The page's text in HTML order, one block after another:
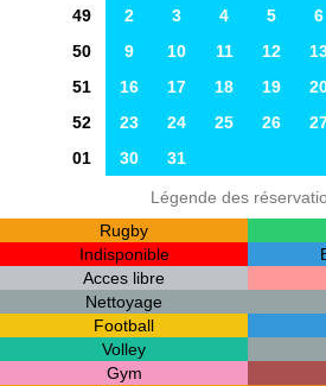
49
2 3 4 5 6
50
9 10 11 12
51
16 17 18 19
52
23 24 25 26
01
30 31
Légende des
Rugby
Indisponible
Acces libre
Nettoyage
Football
Volley
Gym